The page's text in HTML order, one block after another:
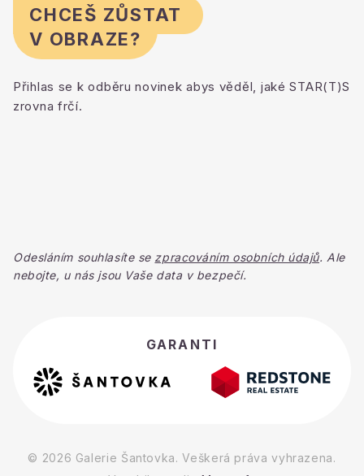
CHCEŠ ZŮSTAT
V OBRAZE?
Přihlas se k odběru novinek abys věděl, jaké STAR(T)S
zrovna frčí.
Odesláním souhlasíte se zpracováním osobních údajů. Ale
nebojte, u nás jsou Vaše data v bezpečí.
GARANTI
© 2026 Galerie Šantovka. Veškerá práva vyhrazena.